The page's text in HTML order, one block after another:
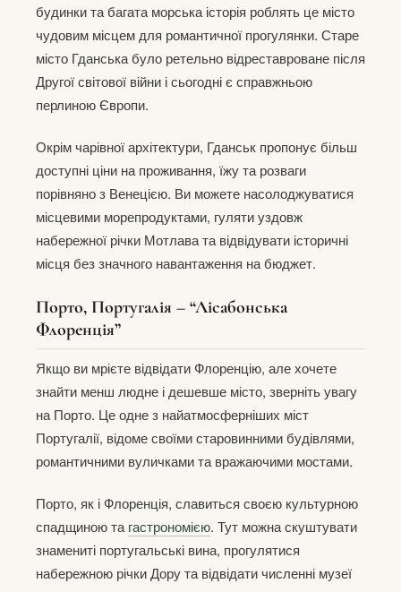
будинки та багата морська історія роблять це місто
чудовим місцем для романтичної прогулянки. Старе
місто Гданська було ретельно відреставроване після
Другої світової війни і сьогодні є справжньою
перлиною Європи.
Окрім чарівної архітектури, Гданськ пропонує більш
доступні ціни на проживання, їжу та розваги
порівняно з Венецією. Ви можете насолоджуватися
місцевими морепродуктами, гуляти уздовж
набережної річки Мотлава та відвідувати історичні
місця без значного навантаження на бюджет.
Порто, Португалія – “Лісабонська
Флоренція”
Якщо ви мрієте відвідати Флоренцію, але хочете
знайти менш людне і дешевше місто, зверніть увагу
на Порто. Це одне з найатмосферніших міст
Португалії, відоме своїми старовинними будівлями,
романтичними вуличками та вражаючими мостами.
Порто, як і Флоренція, славиться своєю культурною
спадщиною та гастрономією. Тут можна скуштувати
знамениті португальські вина, прогулятися
набережною річки Дору та відвідати численні музеї